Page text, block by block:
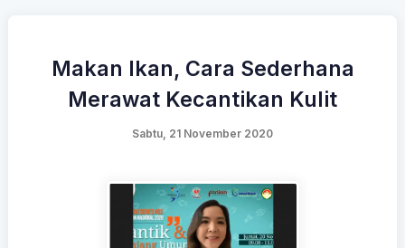
Makan Ikan, Cara Sederhana
Merawat Kecantikan Kulit
Sabtu, 21 November 2020